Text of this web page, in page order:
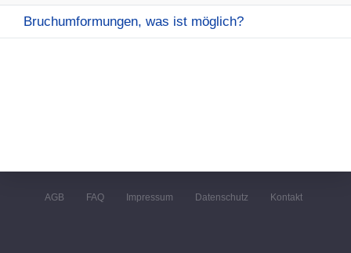
Bruchumformungen, was ist möglich?
AGB FAQ Impressum Datenschutz Kontakt